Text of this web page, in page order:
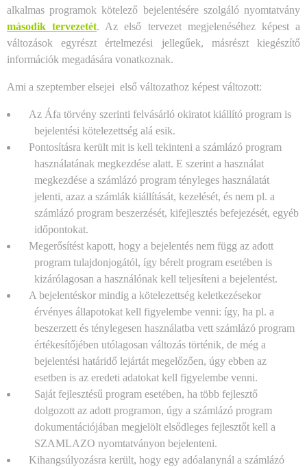
alkalmas programok kötelező bejelentésére szolgáló nyomtatvány
második tervezetét. Az első tervezet megjelenéséhez képest a
változások egyrészt értelmezési jellegűek, másrészt kiegészítő
információk megadására vonatkoznak.
Ami a szeptember elsejei első változathoz képest változott:
Az Áfa törvény szerinti felvásárló okiratot kiállító program is
bejelentési kötelezettség alá esik.
Pontosításra került mit is kell tekinteni a számlázó program
használatának megkezdése alatt. E szerint a használat
megkezdése a számlázó program tényleges használatát
jelenti, azaz a számlák kiállítását, kezelését, és nem pl. a
számlázó program beszerzését, kifejlesztés befejezését, egyéb
időpontokat.
Megerősítést kapott, hogy a bejelentés nem függ az adott
program tulajdonjogától, így bérelt program esetében is
kizárólagosan a használónak kell teljesíteni a bejelentést.
A bejelentéskor mindig a kötelezettség keletkezésekor
érvényes állapotokat kell figyelembe venni: így, ha pl. a
beszerzett és ténylegesen használatba vett számlázó program
értékesítőjében utólagosan változás történik, de még a
bejelentési határidő lejártát megelőzően, úgy ebben az
esetben is az eredeti adatokat kell figyelembe venni.
Saját fejlesztésű program esetében, ha több fejlesztő
dolgozott az adott programon, úgy a számlázó program
dokumentációjában megjelölt elsődleges fejlesztőt kell a
SZAMLAZO nyomtatványon bejelenteni.
Kihangsúlyozásra került, hogy egy adóalanynál a számlázó